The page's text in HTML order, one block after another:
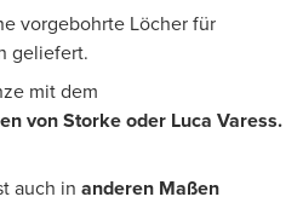
vorgebohrte Löcher für
geliefert.
mit dem
von Storke oder Luca Varess.
auch in anderen Maßen